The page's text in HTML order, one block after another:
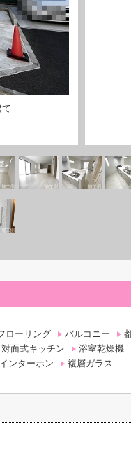
ローリング バルコニー
対面式キッチン 浴室乾燥機
ンターホン 複層ガラス